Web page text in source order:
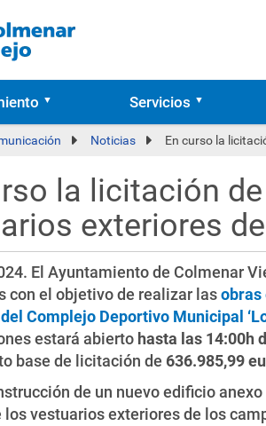
Servicios
Noticias En curso la
la licitación
exteriores
El Ayuntamiento de Colmenar
con el objetivo de realizar lasobras
Complejo Deportivo Municipal
estará abierto hasta las 14:00h
base de licitación de 636.985,99
de un nuevo edificio
los vestuarios exteriores de los